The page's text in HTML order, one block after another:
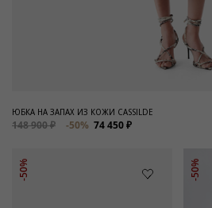
ЮБКА НА ЗАПАХ ИЗ КОЖИ CASSILDE
148 900 ₽ -50% 74 450 ₽
-50% -50%